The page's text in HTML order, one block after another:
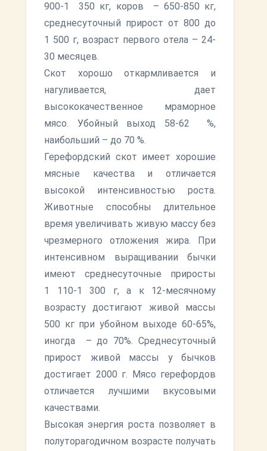
900-1 350 кг, коров – 650-850 кг,
среднесуточный прирост от 800 до
1 500 г, возраст первого отела – 24-
30 месяцев.
Скот хорошо откармливается и
нагуливается, дает
высококачественное мраморное
мясо. Убойный выход 58-62 %,
наибольший – до 70 %.
Герефордский скот имеет хорошие
мясные качества и отличается
высокой интенсивностью роста.
Животные способны длительное
время увеличивать живую массу без
чрезмерного отложения жира. При
интенсивном выращивании бычки
имеют среднесуточные приросты
1 110-1 300 г, а к 12-месячному
возрасту достигают живой массы
500 кг при убойном выходе 60-65%,
иногда – до 70%. Среднесуточный
прирост живой массы у бычков
достигает 2000 г. Мясо герефордов
отличается лучшими вкусовыми
качествами.
Высокая энергия роста позволяет в
полуторагодичном возрасте получать